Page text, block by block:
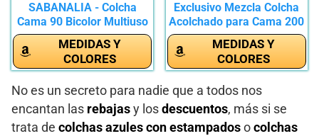
SABANALIA - Colcha
Cama 90 Bicolor Multiuso
Tutto...
MEDIDAS Y
COLORES
Exclusivo Mezcla Colcha
Acolchado para Cama 200
-...
MEDIDAS Y
COLORES
No es un secreto para nadie que a todos nos
encantan las rebajas y los descuentos, más si se
trata de colchas azules con estampados o colchas